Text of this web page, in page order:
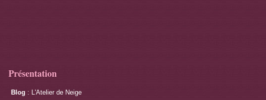
Présentation
Blog : L'Atelier de Neige